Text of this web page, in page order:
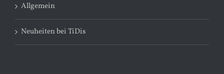
Allgemein
Neuheiten bei TiDis